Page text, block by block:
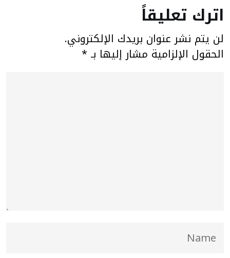
اترك تعليقاً
لن يتم نشر عنوان بريدك الإلكتروني.
الحقول الإلزامية مشار إليها بـ *